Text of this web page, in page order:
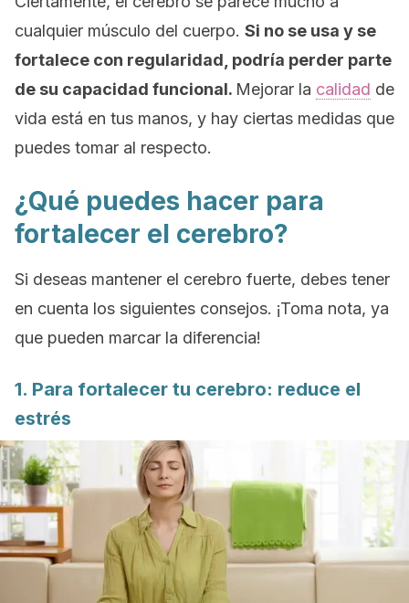
cualquier músculo del cuerpo. Si no se usa y se
fortalece con regularidad, podría perder parte
de su capacidad funcional. Mejorar la calidad de
vida está en tus manos, y hay ciertas medidas que
puedes tomar al respecto.
¿Qué puedes hacer para
fortalecer el cerebro?
Si deseas mantener el cerebro fuerte, debes tener
en cuenta los siguientes consejos. ¡Toma nota, ya
que pueden marcar la diferencia!
1. Para fortalecer tu cerebro: reduce el
estrés